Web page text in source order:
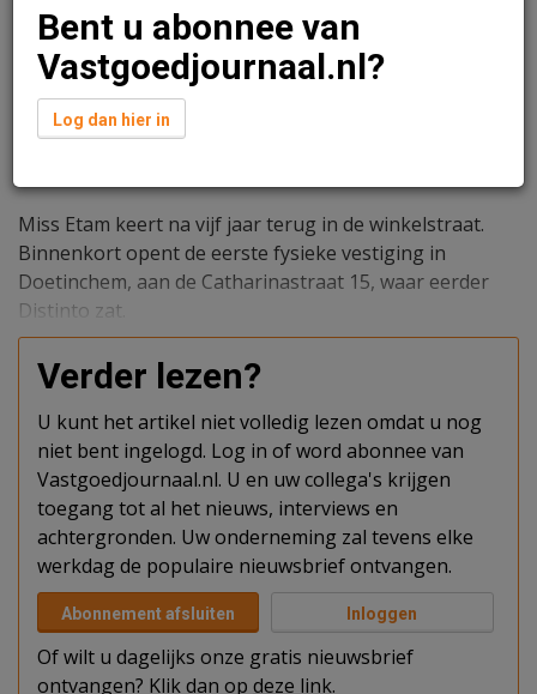
Miss Etam keert na vijf jaar terug in de winkelstraat.
Binnenkort opent de eerste fysieke vestiging in
Doetinchem, aan de Catharinastraat 15, waar eerder
Distinto zat.
Verder lezen?
U kunt het artikel niet volledig lezen omdat u nog
niet bent ingelogd. Log in of word abonnee van
Vastgoedjournaal.nl. U en uw collega's krijgen
toegang tot al het nieuws, interviews en
achtergronden. Uw onderneming zal tevens elke
werkdag de populaire nieuwsbrief ontvangen.
Abonnement afsluiten Inloggen
Of wilt u dagelijks onze gratis nieuwsbrief
ontvangen? Klik dan op deze link.
Bent u abonnee van
Vastgoedjournaal.nl?
Log dan hier in